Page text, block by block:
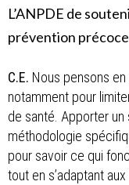
L’ANPDE de
prévention
C.E. Nous pensons
notamment pour
de santé. Apporter un
méthodologie
pour savoir ce qui
tout en s’adaptant